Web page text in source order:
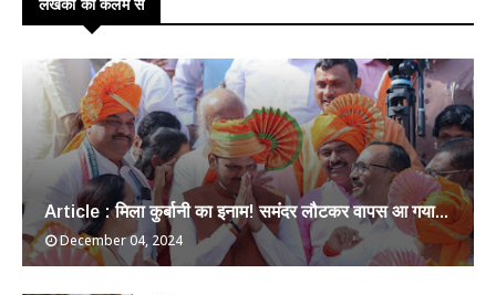
लेखकों की कलम से
Article : मिला कुर्बानी का इनाम! समंदर लौटकर वापस आ गया...
December 04, 2024